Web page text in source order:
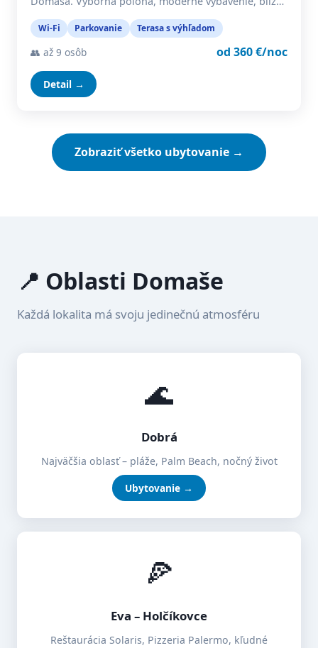
Wi-Fi Parkovanie Terasa s výhľadom
👥 až 9 osôb od 360 €/noc
Detail →
Zobraziť všetko ubytovanie →
📍 Oblasti Domaše
Každá lokalita má svoju jedinečnú atmosféru
🌊
Dobrá
Najväčšia oblasť – pláže, Palm Beach, nočný život
Ubytovanie →
🍕
Eva – Holčíkovce
Reštaurácia Solaris, Pizzeria Palermo, kľudné